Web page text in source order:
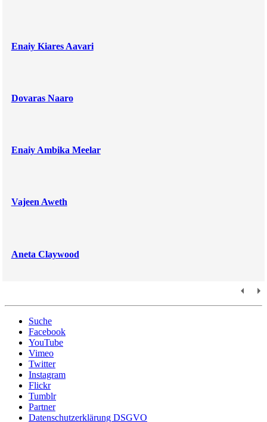
Enaiy Kiares Aavari
Dovaras Naaro
Enaiy Ambika Meelar
Vajeen Aweth
Aneta Claywood
Suche
Facebook
YouTube
Vimeo
Twitter
Instagram
Flickr
Tumblr
Partner
Datenschutzerklärung DSGVO